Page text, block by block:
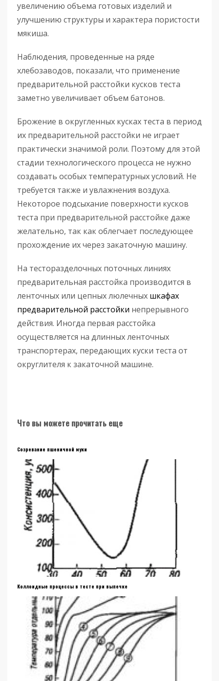
увеличению объема готовых изделий и
улучшению структуры и характера пористости
мякиша.
Наблюдения, проведенные на ряде
хлебозаводов, показали, что применение
предварительной расстойки кусков теста
заметно увеличивает объем батонов.
Брожение в округленных кусках теста в период
их предварительной расстойки не играет
практически значимой роли. Поэтому для этой
стадии технологического процесса не нужно
создавать особых температурных условий. Не
требуется также и увлажнения воздуха.
Некоторое подсыхание поверхности кусков
теста при предварительной расстойке даже
желательно, так как облегчает последующее
прохождение их через закаточную машину.
На тесторазделочных поточных линиях
предварительная расстойка производится в
ленточных или цепных люлечных шкафах
предварительной расстойки непрерывного
действия. Иногда первая расстойка
осуществляется на длинных ленточных
транспортерах, передающих куски теста от
округлителя к закаточной машине.
Что вы можете прочитать еще
Созревание пшеничной муки
Коллоидные процессы в тесте при выпечке